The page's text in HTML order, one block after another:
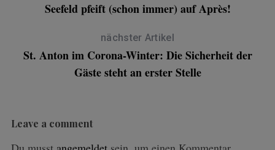
Seefeld pfeift (schon immer) auf Après!
nächster Artikel
St. Anton im Corona-Winter: Die Sicherheit der
Gäste steht an erster Stelle
Leave a comment